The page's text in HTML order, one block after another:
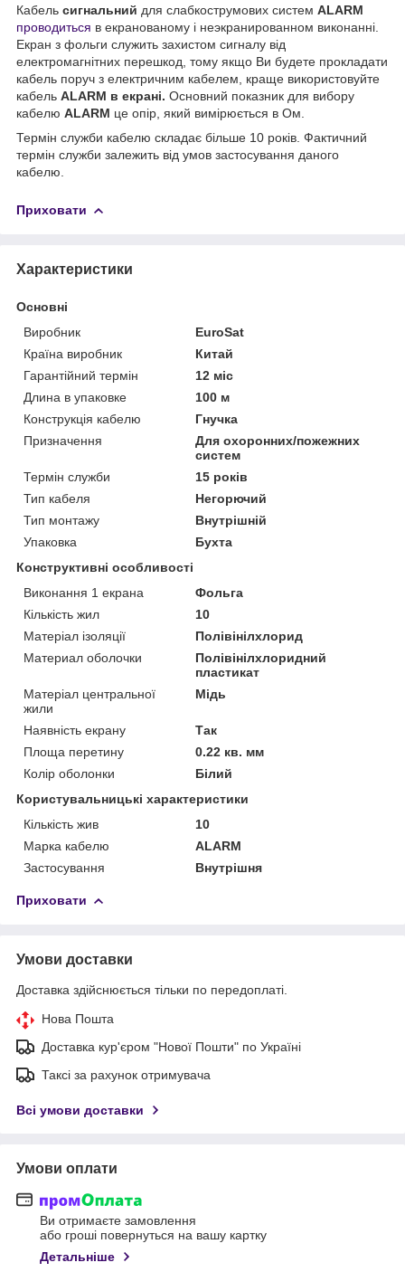
Кабель сигнальний для слабкострумових систем ALARM
проводиться в екранованому і неэкранированном виконанні.
Екран з фольги служить захистом сигналу від
електромагнітних перешкод, тому якщо Ви будете прокладати
кабель поруч з електричним кабелем, краще використовуйте
кабель ALARM в екрані. Основний показник для вибору
кабелю ALARM це опір, який вимірюється в Ом.
Термін служби кабелю складає більше 10 років. Фактичний
термін служби залежить від умов застосування даного
кабелю.
Приховати
Характеристики
Основні
Виробник
EuroSat
Країна виробник
Китай
Гарантійний термін
12 міс
Длина в упаковке
100 м
Конструкція кабелю
Гнучка
Призначення
Для охоронних/пожежних
систем
Термін служби
15 років
Тип кабеля
Негорючий
Тип монтажу
Внутрішній
Упаковка
Бухта
Конструктивні особливості
Виконання 1 екрана
Фольга
Кількість жил
10
Матеріал ізоляції
Полівінілхлорид
Материал оболочки
Полівінілхлоридний
пластикат
Матеріал центральної
жили
Мідь
Наявність екрану
Так
Площа перетину
0.22 кв. мм
Колір оболонки
Білий
Користувальницькі характеристики
Кількість жив
10
Марка кабелю
ALARM
Застосування
Внутрішня
Приховати
Умови доставки
Доставка здійснюється тільки по передоплаті.
Нова Пошта
Доставка кур'єром "Нової Пошти" по Україні
Таксі за рахунок отримувача
Всі умови доставки
Умови оплати
Ви отримаєте замовлення
або гроші повернуться на вашу картку
Детальніше